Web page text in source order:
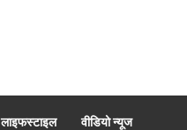
लाइफस्टाइल वीडियो न्यूज